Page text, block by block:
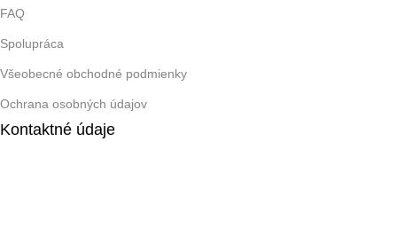
FAQ
Spolupráca
Všeobecné obchodné podmienky
Ochrana osobných údajov
Kontaktné údaje